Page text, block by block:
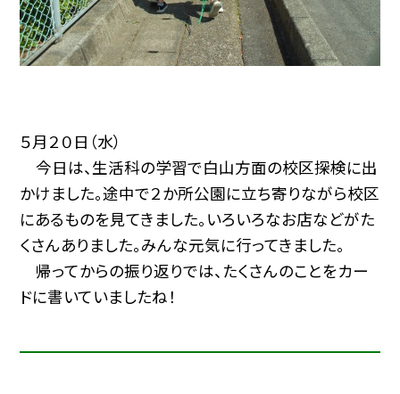
５月２０日（水）
今日は、生活科の学習で白山方面の校区探検に出
かけました。途中で２か所公園に立ち寄りながら校区
にあるものを見てきました。いろいろなお店などがた
くさんありました。みんな元気に行ってきました。
帰ってからの振り返りでは、たくさんのことをカー
ドに書いていましたね！